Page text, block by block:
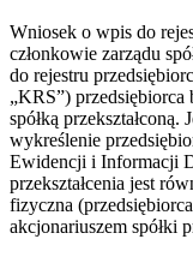
Wniosek o wpis do
członkowie zarządu
do rejestru
„KRS”) przedsiębiorca
spółką
wykreślenie
Ewidencji i Informacji
przekształcenia jest
fizyczna
akcjonariuszem spółki